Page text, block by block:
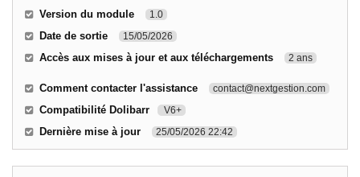
Version du module 1.0
Date de sortie 15/05/2026
Accès aux mises à jour et aux téléchargements 2 ans
Comment contacter l'assistance contact@nextgestion.com
Compatibilité Dolibarr V6+
Dernière mise à jour 25/05/2026 22:42